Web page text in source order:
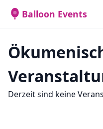
Balloon Events
Derzeit sind keine